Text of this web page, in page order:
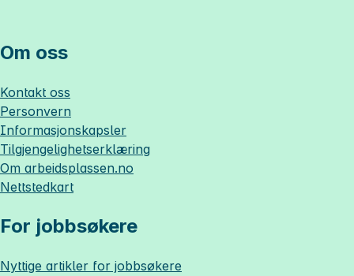
Om oss
Kontakt oss
Personvern
Informasjonskapsler
Tilgjengelighetserklæring
Om arbeidsplassen.no
Nettstedkart
For jobbsøkere
Nyttige artikler for jobbsøkere